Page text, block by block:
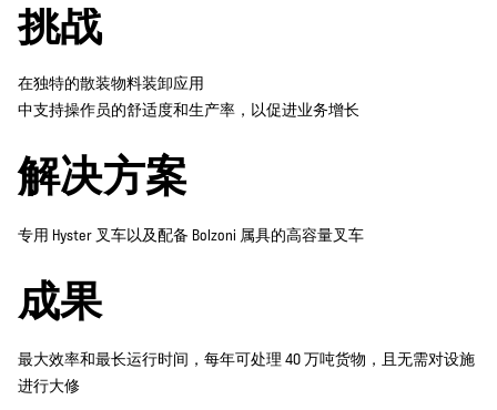
挑战
在独特的散装物料装卸应用
中支持操作员的舒适度和生产率，以促进业务增长
解决方案
专用 Hyster 叉车以及配备 Bolzoni 属具的高容量叉车
成果
最大效率和最长运行时间，每年可处理 40 万吨货物，且无需对设施
进行大修